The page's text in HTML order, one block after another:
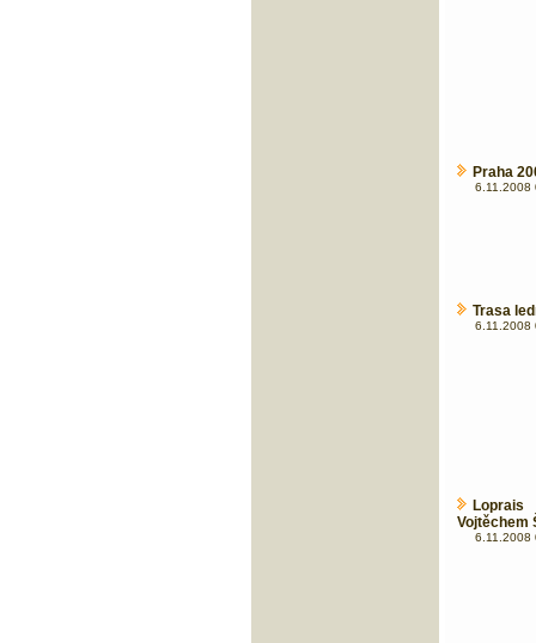
Praha
6.11.2008
Trasa
6.11.2008
Vojtěchem
6.11.2008